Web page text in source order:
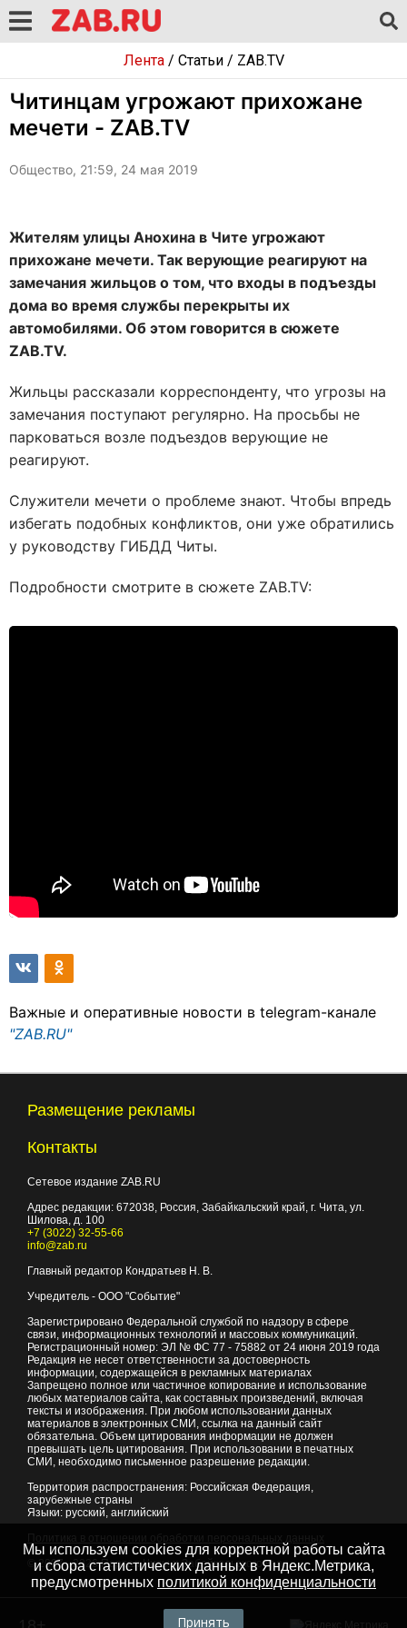
Лента/ Статьи/ ZAB.TV
Читинцам угрожают прихожане
мечети - ZAB.TV
Общество, 21:59, 24 мая 2019
Жителям улицы Анохина в Чите угрожают
прихожане мечети. Так верующие реагируют на
замечания жильцов о том, что входы в подъезды
дома во время службы перекрыты их
автомобилями. Об этом говорится в сюжете
ZAB.TV.
Жильцы рассказали корреспонденту, что угрозы на
замечания поступают регулярно. На просьбы не
парковаться возле подъездов верующие не
реагируют.
Служители мечети о проблеме знают. Чтобы впредь
избегать подобных конфликтов, они уже обратились
у руководству ГИБДД Читы.
Подробности смотрите в сюжете ZAB.TV:
Важные и оперативные новости в telegram-канале
"ZAB.RU"
Размещение рекламы
Контакты
Сетевое издание ZAB.RU
Адрес редакции: 672038, Россия, Забайкальский край, г. Чита, ул.
Шилова, д. 100
+7 (3022) 32-55-66
info@zab.ru
Главный редактор Кондратьев Н. В.
Учредитель - ООО "Событие"
Зарегистрировано Федеральной службой по надзору в сфере
связи, информационных технологий и массовых коммуникаций.
Регистрационный номер: ЭЛ № ФС 77 - 75882 от 24 июня 2019 года
Редакция не несет ответственности за достоверность
информации, содержащейся в рекламных материалах
Запрещено полное или частичное копирование и использование
любых материалов сайта, как составных произведений, включая
тексты и изображения. При любом использовании данных
материалов в электронных СМИ, ссылка на данный сайт
обязательна. Объем цитирования информации не должен
превышать цель цитирования. При использовании в печатных
СМИ, необходимо письменное разрешение редакции.
Территория распространения: Российская Федерация,
зарубежные страны
Языки: русский, английский
© 2007 - 2026Портал Читы и Забайкальского края
Мы используем cookies для корректной работы сайта
и сбора статистических данных в Яндекс.Метрика,
предусмотренных политикой конфиденциальности
Принять